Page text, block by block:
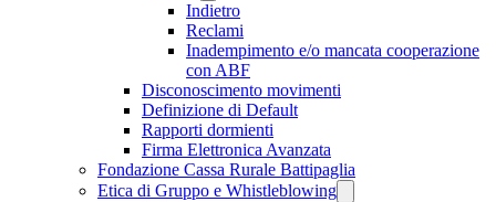
Indietro
Reclami
Inadempimento e/o mancata cooperazione
con ABF
Disconoscimento movimenti
Definizione di Default
Rapporti dormienti
Firma Elettronica Avanzata
Fondazione Cassa Rurale Battipaglia
Etica di Gruppo e Whistleblowing